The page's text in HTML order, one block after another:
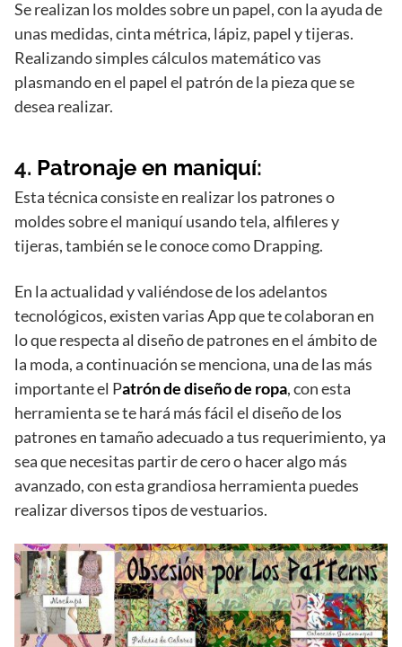
Se realizan los moldes sobre un papel, con la ayuda de
unas medidas, cinta métrica, lápiz, papel y tijeras.
Realizando simples cálculos matemático vas
plasmando en el papel el patrón de la pieza que se
desea realizar.
4. Patronaje en maniquí:
Esta técnica consiste en realizar los patrones o
moldes sobre el maniquí usando tela, alfileres y
tijeras, también se le conoce como Drapping.
En la actualidad y valiéndose de los adelantos
tecnológicos, existen varias App que te colaboran en
lo que respecta al diseño de patrones en el ámbito de
la moda, a continuación se menciona, una de las más
importante el Patrón de diseño de ropa, con esta
herramienta se te hará más fácil el diseño de los
patrones en tamaño adecuado a tus requerimiento, ya
sea que necesitas partir de cero o hacer algo más
avanzado, con esta grandiosa herramienta puedes
realizar diversos tipos de vestuarios.